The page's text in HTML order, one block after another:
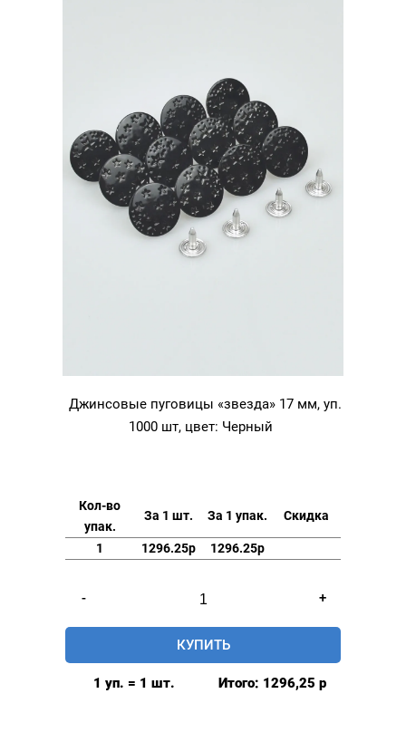
Джинсовые пуговицы «звезда» 17 мм, уп.
1000 шт, цвет: Черный
Кол-во
упак.
За 1 шт. За 1 упак. Скидка
1 1296.25р 1296.25р
-
товара
Джинсовые
пуговицы
+
КУПИТЬ
1 уп. = 1 шт. Итого: 1296,25 р